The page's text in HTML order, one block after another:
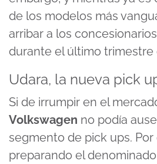
de los modelos más
arribar a los
durante el último trimestre
Udara, la nueva pick
Si de irrumpir en el
Volkswagen no podía
segmento de pick ups. Por
preparando el